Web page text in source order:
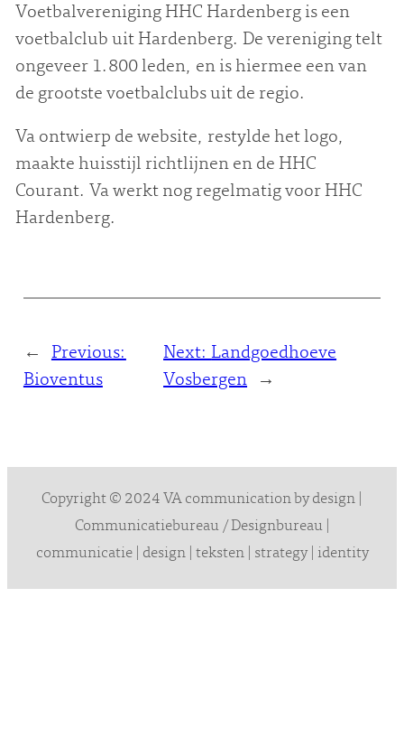
Voetbalvereniging HHC Hardenberg is een
voetbalclub uit Hardenberg. De vereniging telt
ongeveer 1.800 leden, en is hiermee een van
de grootste voetbalclubs uit de regio.
Va ontwierp de website, restylde het logo,
maakte huisstijl richtlijnen en de HHC
Courant. Va werkt nog regelmatig voor HHC
Hardenberg.
←
Previous:
Bioventus
Next:Landgoedhoeve
Vosbergen
→
Copyright © 2024 VA communication by design |
Communicatiebureau / Designbureau |
communicatie | design | teksten | strategy | identity